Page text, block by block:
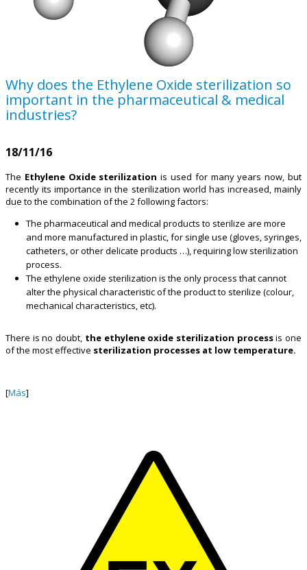
Why does the Ethylene Oxide sterilization so
important in the pharmaceutical & medical
industries?
18/11/16
The Ethylene Oxide sterilization is used for many years now, but
recently its importance in the sterilization world has increased, mainly
due to the combination of the 2 following factors:
The pharmaceutical and medical products to sterilize are more
and more manufactured in plastic, for single use (gloves, syringes,
catheters, or other delicate products …), requiring low sterilization
process.
The ethylene oxide sterilization is the only process that cannot
alter the physical characteristic of the product to sterilize (colour,
mechanical characteristics, etc).
There is no doubt, the ethylene oxide sterilization processis one
of the most effective sterilization processes at low temperature.
[Más]